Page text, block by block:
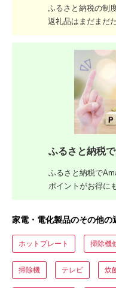
ふるさと納税の制
返礼品はまだまだ
ふるさと納税
ふるさと納税で
ポイントがお得に
家電・電化製品のその他の
ホットプレート 掃除機
掃除機 テレビ 炊